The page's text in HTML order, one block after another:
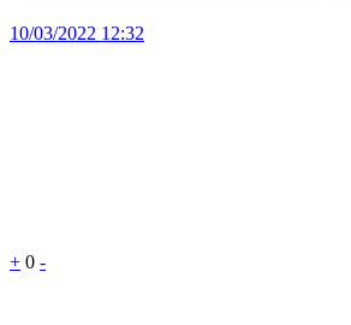
10/03/2022 12:32
+ 0 -